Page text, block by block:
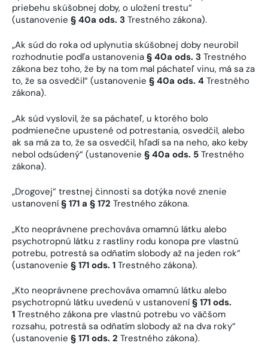
priebehu skúšobnej doby, o uložení trestu“
(ustanovenie § 40a ods. 3 Trestného zákona).
„Ak súd do roka od uplynutia skúšobnej doby neurobil
rozhodnutie podľa ustanovenia § 40a ods. 3 Trestného
zákona bez toho, že by na tom mal páchateľ vinu, má sa za
to, že sa osvedčil“ (ustanovenie § 40a ods. 4 Trestného
zákona).
„Ak súd vyslovil, že sa páchateľ, u ktorého bolo
podmienečne upustené od potrestania, osvedčil, alebo
ak sa má za to, že sa osvedčil, hľadí sa na neho, ako keby
nebol odsúdený“ (ustanovenie § 40a ods. 5 Trestného
zákona).
„Drogovej“ trestnej činnosti sa dotýka nové znenie
ustanovení§ 171 a § 172 Trestného zákona.
„Kto neoprávnene prechováva omamnú látku alebo
psychotropnú látku z rastliny rodu konopa pre vlastnú
potrebu, potrestá sa odňatím slobody až na jeden rok“
(ustanovenie § 171 ods. 1 Trestného zákona).
„Kto neoprávnene prechováva omamnú látku alebo
psychotropnú látku uvedenú v ustanovení§ 171 ods.
1 Trestného zákona pre vlastnú potrebu vo väčšom
rozsahu, potrestá sa odňatím slobody až na dva roky“
(ustanovenie § 171 ods. 2 Trestného zákona).